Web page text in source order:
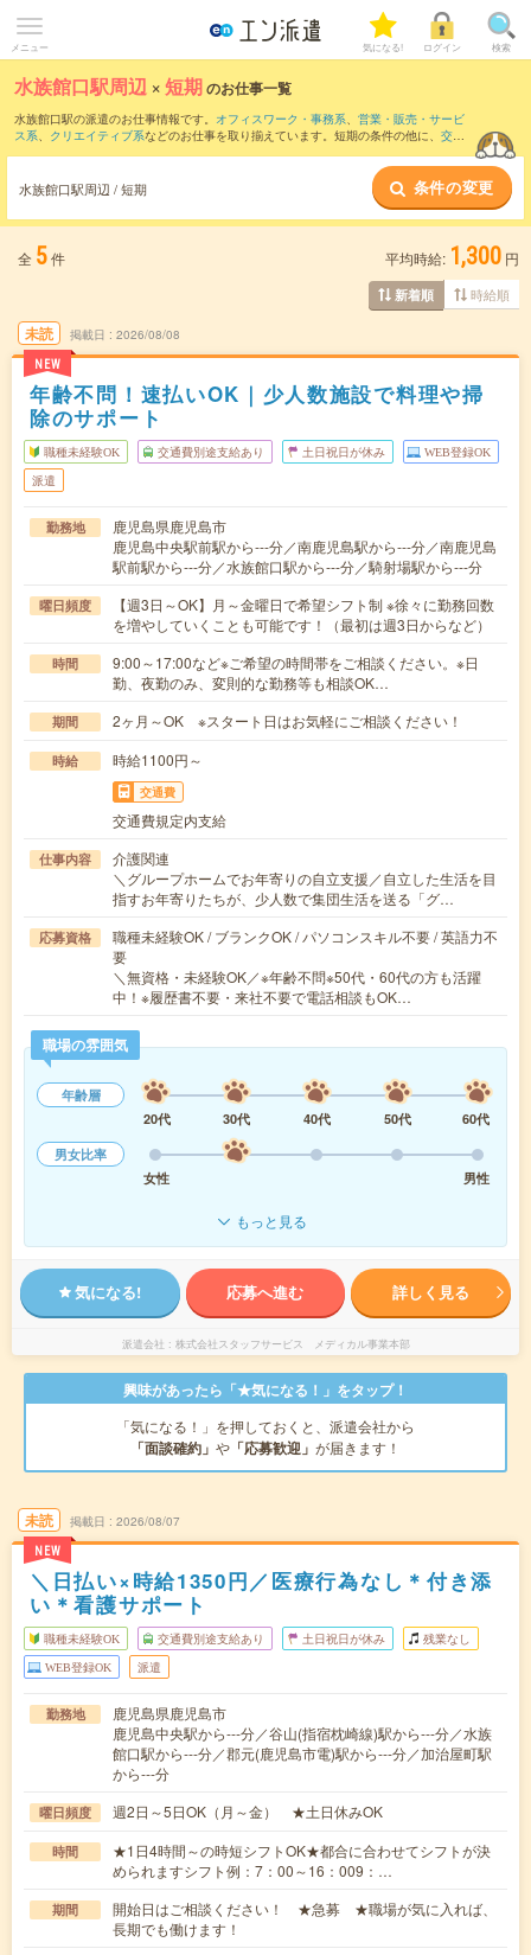
メニュー 気になる! ログイン 検索
水族館口駅周辺 ×短期のお仕事一覧
水族館口駅の派遣のお仕事情報です。 オフィスワーク・事務系、 営業・販売・サービ
ス系、 クリエイティブ系などのお仕事を取り揃えています。短期の条件の他に、 交通
水族館口駅周辺 / 短期 条件の変更
全 5件 平均時給: 1,300 円
新着順 時給順
未読
NEW
掲載日 2026/08/08
年齢不問！速払いOK｜少人数施設で料理や掃
除のサポート
職種未経験OK 交通費別途支給あり 土日祝日が休み WEB登録OK
派遣
勤務地
鹿児島県鹿児島市
鹿児島中央駅前駅から---分／南鹿児島駅から---分／南鹿児島
駅前駅から---分／水族館口駅から---分／騎射場駅から---分
曜日頻度
【週3日～OK】月～金曜日で希望シフト制 ※徐々に勤務回数
を増やしていくことも可能です！（最初は週3日からなど）
時間
9:00～17:00など※ご希望の時間帯をご相談ください。※日
勤、夜勤のみ、変則的な勤務等も相談OK…
期間 2ヶ月～OK ※スタート日はお気軽にご相談ください！
時給 時給1100円～
交通費
交通費規定内支給
仕事内容
介護関連
＼グループホームでお年寄りの自立支援／自立した生活を目
指すお年寄りたちが、少人数で集団生活を送る「グ…
応募資格
職種未経験OK / ブランクOK / パソコンスキル不要 / 英語力不
要
＼無資格・未経験OK／※年齢不問※50代・60代の方も活躍
中！※履歴書不要・来社不要で電話相談もOK…
職場の雰囲気
年齢層
20代
30代 40代 50代
60代
男女比率
女性
男性
もっと見る
気になる! 応募へ進む 詳しく見る
派遣会社 株式会社スタッフサービス メディカル事業本部
興味があったら「★気になる！」をタップ！
「気になる！」を押しておくと、派遣会社から
「面談確約」 や 「応募歓迎」 が届きます！
未読
NEW
掲載日 2026/08/07
＼日払い×時給1350円／医療行為なし＊付き添
い＊看護サポート
職種未経験OK 交通費別途支給あり 土日祝日が休み 残業なし
WEB登録OK 派遣
勤務地
鹿児島県鹿児島市
鹿児島中央駅から---分／谷山(指宿枕崎線)駅から---分／水族
館口駅から---分／郡元(鹿児島市電)駅から---分／加治屋町駅
から---分
曜日頻度 週2日～5日OK（月～金） ★土日休みOK
時間
★1日4時間～の時短シフトOK★都合に合わせてシフトが決
められますシフト例：7：00～16：009：…
期間
開始日はご相談ください！ ★急募 ★職場が気に入れば、
長期でも働けます！